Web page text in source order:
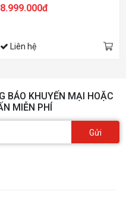
HD/Dos/Xám)
8.999.000đ
Liên hệ
BÁO KHUYẾN MẠI HOẶC
MIỄN PHÍ
Gửi